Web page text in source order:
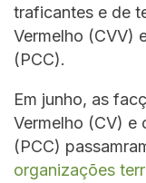
traficantes e de
Vermelho (CVV)
(PCC).
Em junho, as
Vermelho (CV) e
(PCC)
organizações